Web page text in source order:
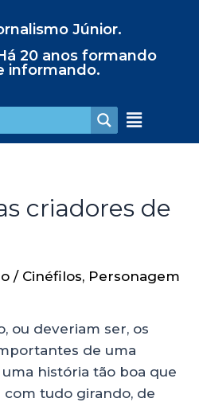
Júnior.
20 anos formando
informando.
criadores de
/ Cinéfilos, Personagem
ou deveriam ser, os
de uma
história tão boa que
tudo girando, de